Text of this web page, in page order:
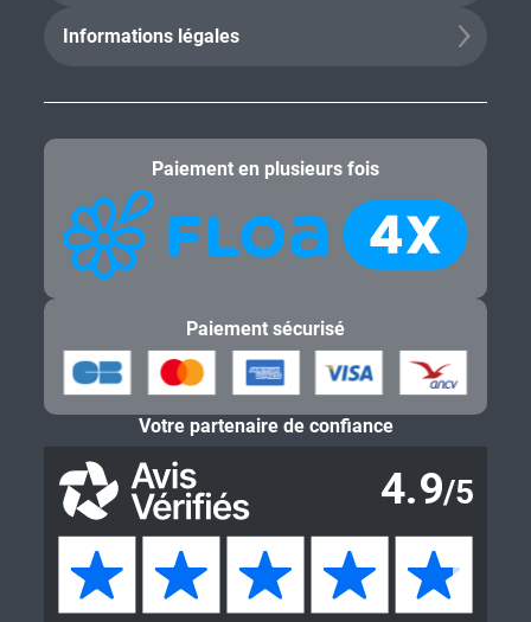
Informations légales
Paiement en plusieurs fois
Paiement sécurisé
Votre partenaire de confiance